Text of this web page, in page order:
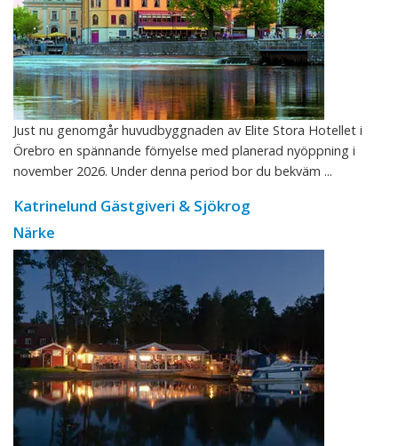
Just nu genomgår huvudbyggnaden av Elite Stora Hotellet i
Örebro en spännande förnyelse med planerad nyöppning i
november 2026. Under denna period bor du bekväm ...
Katrinelund Gästgiveri & Sjökrog
Närke